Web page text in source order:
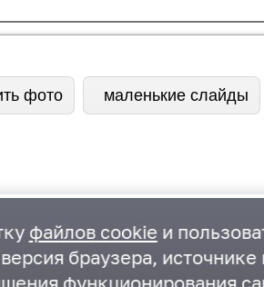
фото маленькие слайды
файлов cookieи
браузера,
функционирования